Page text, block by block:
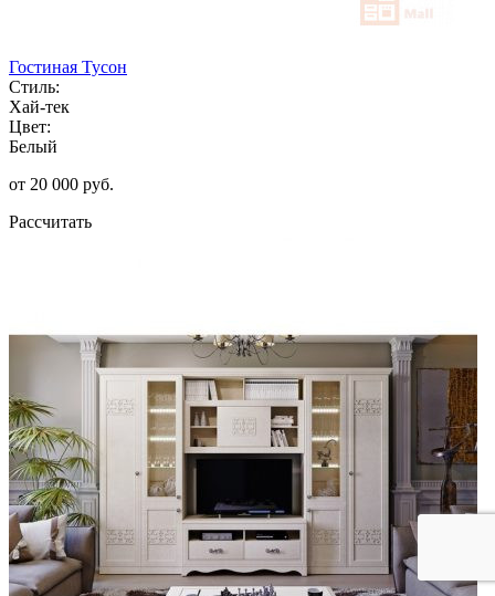
Гостиная Тусон
Стиль:
Хай-тек
Цвет:
Белый
от 20 000 руб.
Рассчитать